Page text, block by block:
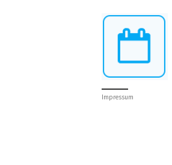
Impressum